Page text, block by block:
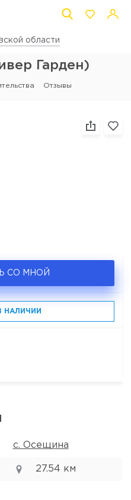
области
Гарден)
Отзывы
СО МНОЙ
НАЛИЧИИ
с. Осещина
27.54 км